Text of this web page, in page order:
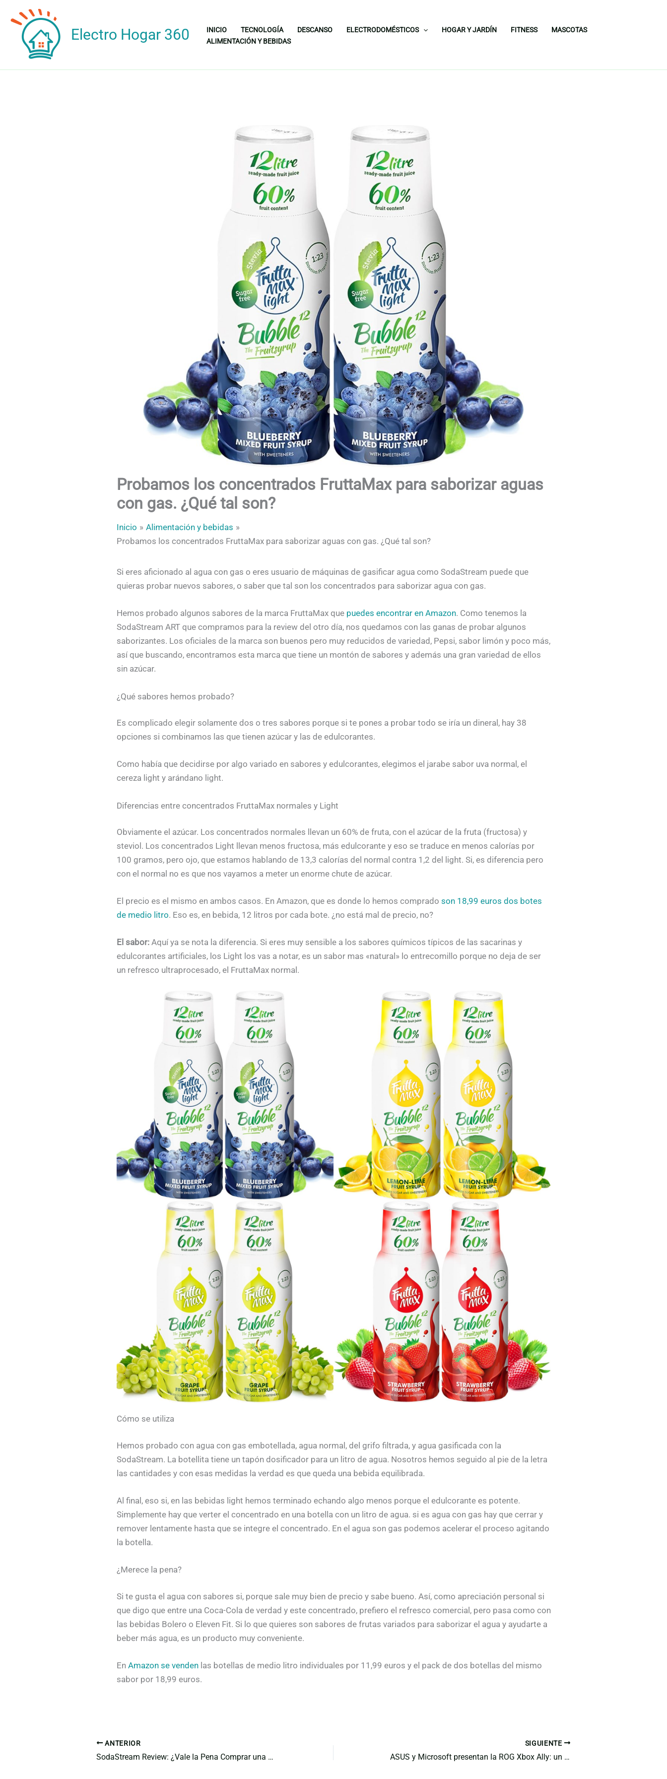
contenido
Electro Hogar 360 INICIO TECNOLOGÍA DESCANSO ELECTRODOMÉSTICOS HOGAR Y JARDÍN FITNESS
MASCOTAS
ALIMENTACIÓN Y BEBIDAS
Probamos los concentrados FruttaMax para saborizar aguas
con gas. ¿Qué tal son?
Inicio
Alimentación y bebidas
Probamos los concentrados FruttaMax para saborizar aguas con gas. ¿Qué tal son?
Si eres aficionado al agua con gas o eres usuario de máquinas de gasificar agua como SodaStream puede que
quieras probar nuevos sabores, o saber que tal son los concentrados para saborizar agua con gas.
Hemos probado algunos sabores de la marca FruttaMax que puedes encontrar en Amazon. Como tenemos la
SodaStream ART que compramos para la review del otro día, nos quedamos con las ganas de probar algunos
saborizantes. Los oficiales de la marca son buenos pero muy reducidos de variedad, Pepsi, sabor limón y poco más,
así que buscando, encontramos esta marca que tiene un montón de sabores y además una gran variedad de ellos
sin azúcar.
¿Qué sabores hemos probado?
Es complicado elegir solamente dos o tres sabores porque si te pones a probar todo se iría un dineral, hay 38
opciones si combinamos las que tienen azúcar y las de edulcorantes.
Como había que decidirse por algo variado en sabores y edulcorantes, elegimos el jarabe sabor uva normal, el
cereza light y arándano light.
Diferencias entre concentrados FruttaMax normales y Light
Obviamente el azúcar. Los concentrados normales llevan un 60% de fruta, con el azúcar de la fruta (fructosa) y
steviol. Los concentrados Light llevan menos fructosa, más edulcorante y eso se traduce en menos calorías por
100 gramos, pero ojo, que estamos hablando de 13,3 calorías del normal contra 1,2 del light. Si, es diferencia pero
con el normal no es que nos vayamos a meter un enorme chute de azúcar.
El precio es el mismo en ambos casos. En Amazon, que es donde lo hemos comprado son 18,99 euros dos botes
de medio litro. Eso es, en bebida, 12 litros por cada bote. ¿no está mal de precio, no?
El sabor:Aquí ya se nota la diferencia. Si eres muy sensible a los sabores químicos típicos de las sacarinas y
edulcorantes artificiales, los Light los vas a notar, es un sabor mas «natural» lo entrecomillo porque no deja de ser
un refresco ultraprocesado, el FruttaMax normal.
Cómo se utiliza
Hemos probado con agua con gas embotellada, agua normal, del grifo filtrada, y agua gasificada con la
SodaStream. La botellita tiene un tapón dosificador para un litro de agua. Nosotros hemos seguido al pie de la letra
las cantidades y con esas medidas la verdad es que queda una bebida equilibrada.
Al final, eso si, en las bebidas light hemos terminado echando algo menos porque el edulcorante es potente.
Simplemente hay que verter el concentrado en una botella con un litro de agua. si es agua con gas hay que cerrar y
remover lentamente hasta que se integre el concentrado. En el agua son gas podemos acelerar el proceso agitando
la botella.
¿Merece la pena?
Si te gusta el agua con sabores si, porque sale muy bien de precio y sabe bueno. Así, como apreciación personal si
que digo que entre una Coca-Cola de verdad y este concentrado, prefiero el refresco comercial, pero pasa como con
las bebidas Bolero o Eleven Fit. Si lo que quieres son sabores de frutas variados para saborizar el agua y ayudarte a
beber más agua, es un producto muy conveniente.
En Amazon se venden las botellas de medio litro individuales por 11,99 euros y el pack de dos botellas del mismo
sabor por 18,99 euros.
ANTERIOR
SodaStream Review: ¿Vale la Pena Comprar una Máquina de Agua con Gas?
SIGUIENTE
ASUS y Microsoft presentan la ROG Xbox Ally: un nuevo contendiente en la guerra de las consolas portátiles